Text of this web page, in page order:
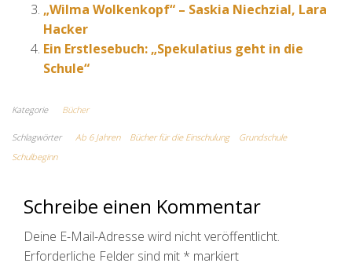
„Wilma Wolkenkopf“ – Saskia Niechzial, Lara
Hacker
Ein Erstlesebuch: „Spekulatius geht in die
Schule“
Kategorie Bücher
Schlagwörter Ab 6 Jahren Bücher für die Einschulung
Grundschule
Schulbeginn
Schreibe einen Kommentar
Deine E-Mail-Adresse wird nicht veröffentlicht.
Erforderliche Felder sind mit * markiert